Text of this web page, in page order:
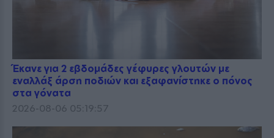
Έκανε για 2 εβδομάδες γέφυρες γλουτών με
εναλλάξ άρση ποδιών και εξαφανίστηκε ο πόνος
στα γόνατα
2026-08-06 05:19:57